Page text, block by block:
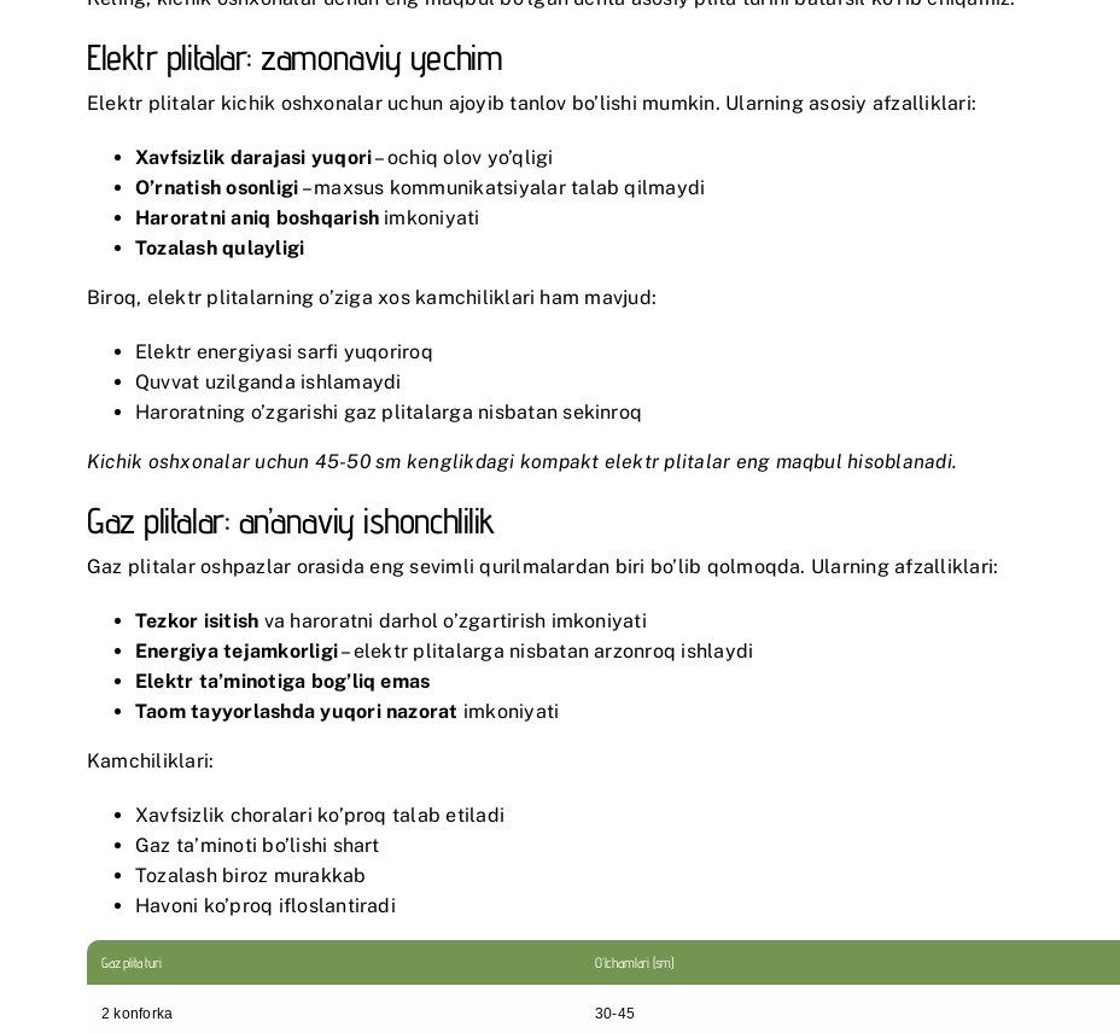
Elektr plitalar: zamonaviy yechim
Elektr plitalar kichik oshxonalar uchun ajoyib tanlov bo’lishi mumkin. Ularning asosiy afzalliklari:
Xavfsizlik darajasi yuqori– ochiq olov yo’qligi
O’rnatish osonligi – maxsus kommunikatsiyalar talab qilmaydi
Haroratni aniq boshqarish imkoniyati
Tozalash qulayligi
Biroq, elektr plitalarning o’ziga xos kamchiliklari ham mavjud:
Elektr energiyasi sarfi yuqoriroq
Quvvat uzilganda ishlamaydi
Haroratning o’zgarishi gaz plitalarga nisbatan sekinroq
Kichik oshxonalar uchun 45-50 sm kenglikdagi kompakt elektr plitalar eng maqbul hisoblanadi.
Gaz plitalar: an’anaviy ishonchlilik
Gaz plitalar oshpazlar orasida eng sevimli qurilmalardan biri bo’lib qolmoqda. Ularning afzalliklari:
Tezkor isitish va haroratni darhol o’zgartirish imkoniyati
Energiya tejamkorligi– elektr plitalarga nisbatan arzonroq ishlaydi
Elektr ta’minotiga bog’liq emas
Taom tayyorlashda yuqori nazorat imkoniyati
Kamchiliklari:
Xavfsizlik choralari ko’proq talab etiladi
Gaz ta’minoti bo’lishi shart
Tozalash biroz murakkab
Havoni ko’proq ifloslantiradi
Gaz plita turi O’lchamlari (sm)
2 konforka 30-45